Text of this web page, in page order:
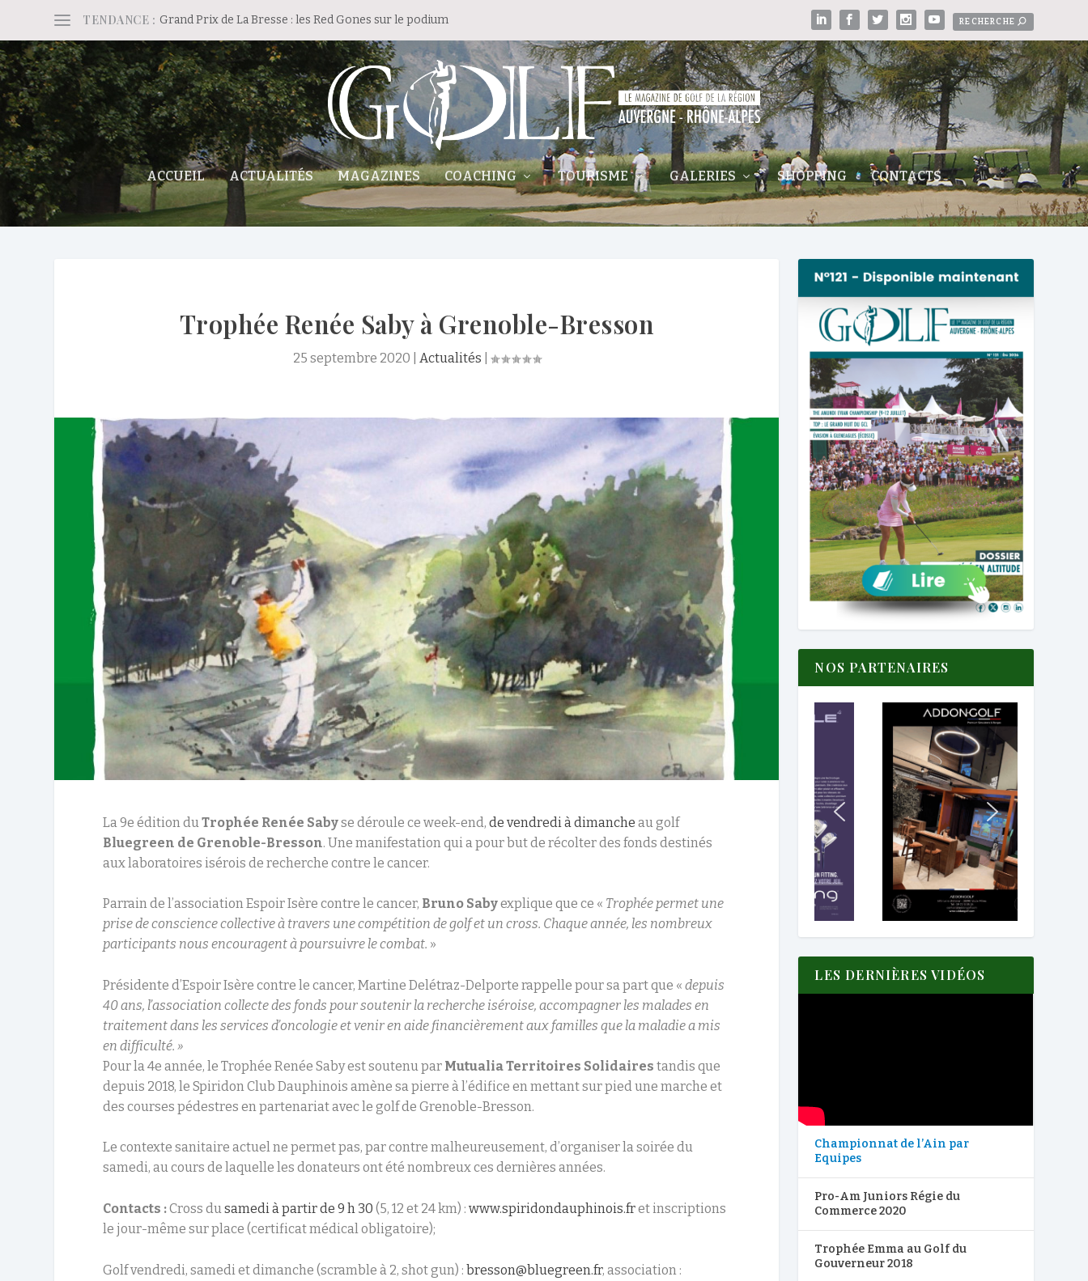
TENDANCE : Grand Prix de La Bresse : les Red Gones sur le podium
ACCUEIL ACTUALITÉS MAGAZINES COACHING TOURISME GALERIES SHOPPING CONTACTS
Trophée Renée Saby à Grenoble-Bresson
25 septembre 2020 Actualités
La 9e édition duTrophée Renée Sabyse déroule ce week-end,de vendredi à dimanche au golf
Bluegreen de Grenoble-Bresson. Une manifestation qui a pour but de récolter des fonds destinés
aux laboratoires isérois de recherche contre le cancer.
Parrain de l’association Espoir Isère contre le cancer, Bruno Sabyexplique que ce « Trophée permet une
prise de conscience collective à travers une compétition de golf et un cross. Chaque année, les nombreux
participants nous encouragent à poursuivre le combat. »
Présidente d’Espoir Isère contre le cancer, Martine Delétraz-Delporte rappelle pour sa part que «depuis
40 ans, l’association collecte des fonds pour soutenir la recherche iséroise, accompagner les malades en
traitement dans les services d’oncologie et venir en aide financièrement aux familles que la maladie a mis
en difficulté. »
Pour la 4e année, le Trophée Renée Saby est soutenu par Mutualia Territoires Solidaires tandis que
depuis 2018, le Spiridon Club Dauphinois amène sa pierre à l’édifice en mettant sur pied une marche et
des courses pédestres en partenariat avec le golf de Grenoble-Bresson.
Le contexte sanitaire actuel ne permet pas, par contre malheureusement, d’organiser la soirée du
samedi, au cours de laquelle les donateurs ont été nombreux ces dernières années.
Contacts :Cross dusamedi à partir de 9 h 30 (5, 12 et 24 km) :www.spiridondauphinois.fret inscriptions
le jour-même sur place (certificat médical obligatoire);
Golf vendredi, samedi et dimanche (scramble à 2, shot gun) :bresson@bluegreen.fr, association :
NOS PARTENAIRES
LES DERNIÈRES VIDÉOS
Championnat de l’Ain par
Equipes
Pro-Am Juniors Régie du
Commerce 2020
Trophée Emma au Golf du
Gouverneur 2018